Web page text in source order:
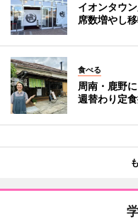
イオンタウ
席数増やし
食べる
周南・鹿野
週替わり定